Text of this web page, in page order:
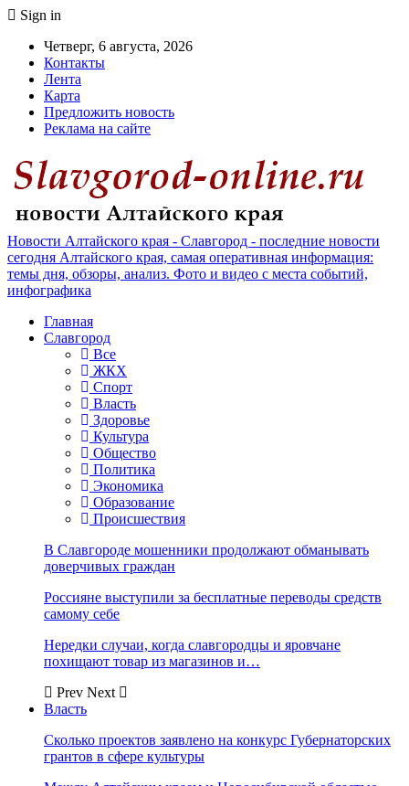
Sign in
Четверг, 6 августа, 2026
Контакты
Лента
Карта
Предложить новость
Реклама на сайте
Новости Алтайского края - Славгород - последние новости
сегодня Алтайского края, самая оперативная информация:
темы дня, обзоры, анализ. Фото и видео с места событий,
инфографика
Главная
Славгород
Все
ЖКХ
Спорт
Власть
Здоровье
Культура
Общество
Политика
Экономика
Образование
Происшествия
В Славгороде мошенники продолжают обманывать
доверчивых граждан
Россияне выступили за бесплатные переводы средств
самому себе
Нередки случаи, когда славгородцы и яровчане
похищают товар из магазинов и…
Prev Next
Власть
Сколько проектов заявлено на конкурс Губернаторских
грантов в сфере культуры